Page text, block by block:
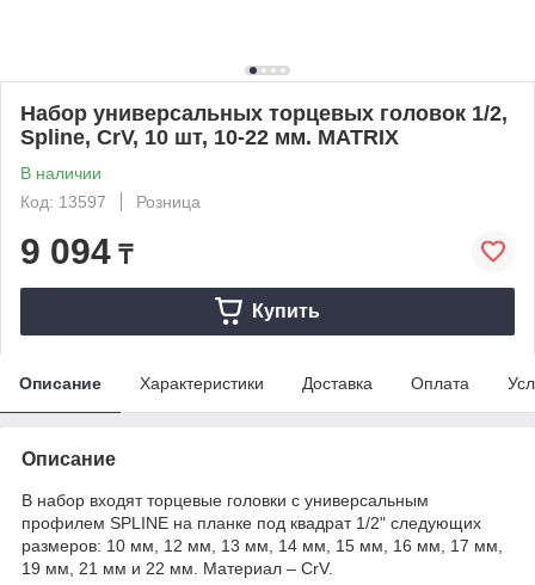
Набор универсальных торцевых головок 1/2,
Spline, CrV, 10 шт, 10-22 мм. MATRIX
В наличии
Код: 13597
Розница
9 094 ₸
Купить
Описание Характеристики Доставка Оплата
Описание
В набор входят торцевые головки с универсальным
профилем SPLINE на планке под квадрат 1/2" следующих
размеров: 10 мм, 12 мм, 13 мм, 14 мм, 15 мм, 16 мм, 17 мм,
19 мм, 21 мм и 22 мм. Материал – CrV.